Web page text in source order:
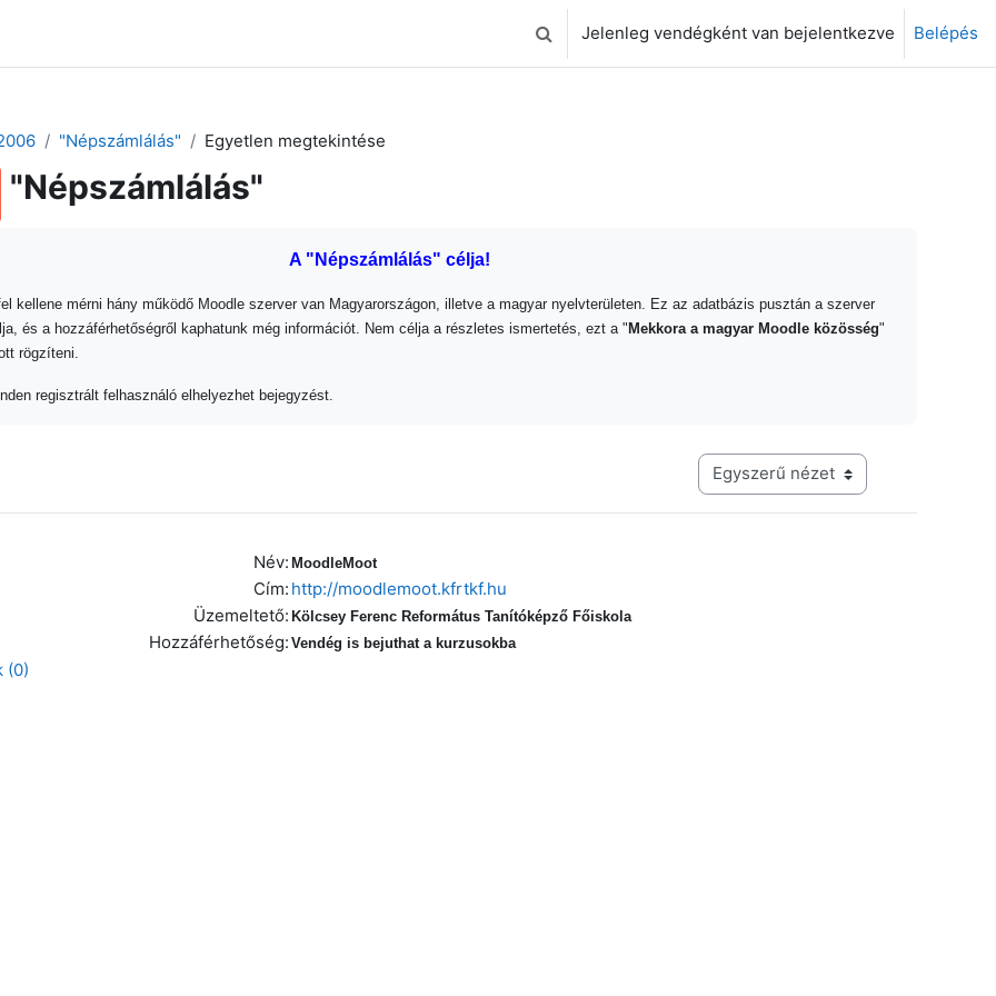
Keresési bemeneti adatok váltása
Jelenleg vendégként van bejelentkezve Belépés
"Népszámlálás" Egyetlen megtekintése
"Népszámlálás"
A "Népszámlálás" célja!
kellene mérni hány működő Moodle szerver van Magyarországon, illetve a magyar nyelvterületen. Ez az adatbázis pusztán a szerver
és a hozzáférhetőségről kaphatunk még információt. Nem célja a részletes ismertetés, ezt a " Mekkora a magyar Moodle közösség"
rögzíteni.
regisztrált felhasználó elhelyezhet bejegyzést.
Harmadik szintű navigáció megtekintési módja
Név: MoodleMoot
Cím: http://moodlemoot.kfrtkf.hu
Üzemeltető: Kölcsey Ferenc Református Tanítóképző Főiskola
Hozzáférhetőség: Vendég is bejuthat a kurzusokba
(0)